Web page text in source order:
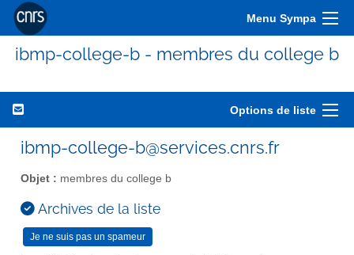
Menu Sympa
ibmp-college-b - membres du college b
Options de liste
ibmp-college-b@services.cnrs.fr
Objet : membres du college b
Archives de la liste